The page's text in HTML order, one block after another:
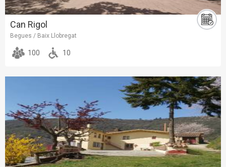
Can Rigol
Begues / Baix Llobregat
100 10